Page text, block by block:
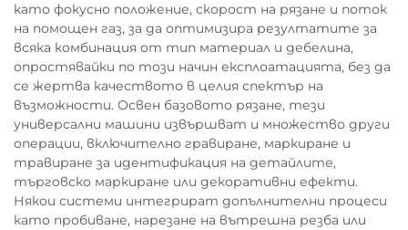
като фокусно положение, скорост на рязане и поток
на помощен газ, за да оптимизира резултатите за
всяка комбинация от тип материал и дебелина,
опростявайки по този начин експлоатацията, без да
се жертва качеството в целия спектър на
възможности. Освен базовото рязане, тези
универсални машини извършват и множество други
операции, включително гравиране, маркиране и
травиране за идентификация на детайлите,
търговско маркиране или декоративни ефекти.
Някои системи интегрират допълнителни процеси
като пробиване, нарезане на вътрешна резба или